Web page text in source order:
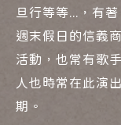
旦行等等...，有
週末假日的信義
活動，也常有歌
人也時常在此演
期。